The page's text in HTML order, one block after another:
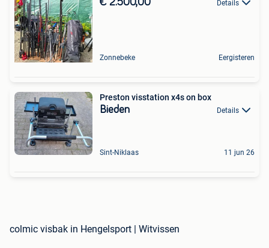
€ 2.500,00 Details
Zonnebeke Eergisteren
Preston visstation x4s on box
Bieden Details
Sint-Niklaas 11 jun 26
colmic visbak in Hengelsport | Witvissen